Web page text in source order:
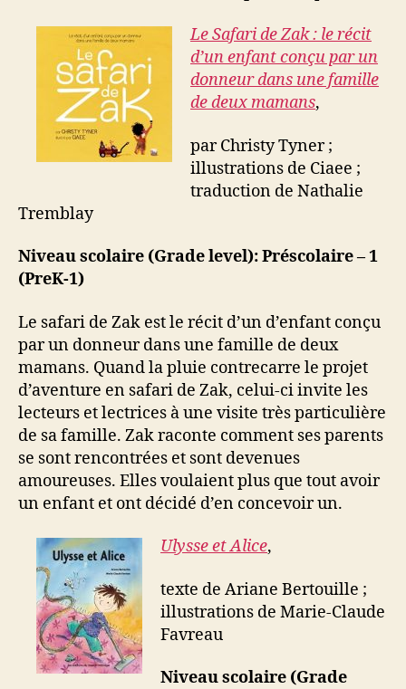
Le Safari de Zak : le récit
d’un enfant conçu par un
donneur dans une famille
de deux mamans,
par Christy Tyner ;
illustrations de Ciaee ;
traduction de Nathalie
Tremblay
Niveau scolaire (Grade level): Préscolaire – 1
(PreK-1)
Le safari de Zak est le récit d’un d’enfant conçu
par un donneur dans une famille de deux
mamans. Quand la pluie contrecarre le projet
d’aventure en safari de Zak, celui-ci invite les
lecteurs et lectrices à une visite très particulière
de sa famille. Zak raconte comment ses parents
se sont rencontrées et sont devenues
amoureuses. Elles voulaient plus que tout avoir
un enfant et ont décidé d’en concevoir un.
Ulysse et Alice,
texte de Ariane Bertouille ;
illustrations de Marie-Claude
Favreau
Niveau scolaire (Grade